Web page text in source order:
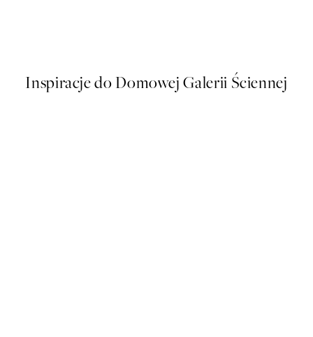
Inspiracje do Domowej Galerii Ściennej